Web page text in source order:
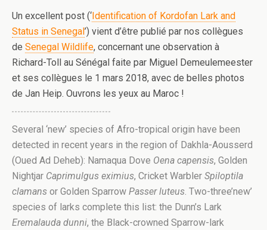
Un excellent post (‘Identification of Kordofan Lark and
Status in Senegal’) vient d’être publié par nos collègues
de Senegal Wildlife, concernant une observation à
Richard-Toll au Sénégal faite par Miguel Demeulemeester
et ses collègues le 1 mars 2018, avec de belles photos
de Jan Heip. Ouvrons les yeux au Maroc !
Several ‘new’ species of Afro-tropical origin have been
detected in recent years in the region of Dakhla-Aousserd
(Oued Ad Deheb): Namaqua Dove Oena capensis, Golden
Nightjar Caprimulgus eximius, Cricket Warbler Spiloptila
clamans or Golden Sparrow Passer luteus. Two-three’new’
species of larks complete this list: the Dunn’s Lark
Eremalauda dunni, the Black-crowned Sparrow-lark